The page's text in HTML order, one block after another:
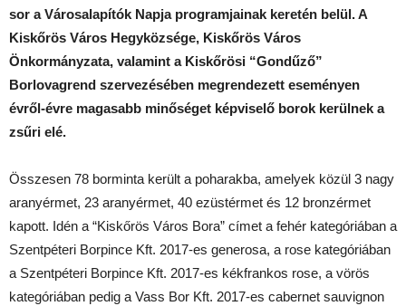
sor a Városalapítók Napja programjainak keretén belül.A
Kiskőrös Város Hegyközsége, Kiskőrös Város
Önkormányzata, valamint a Kiskőrösi “Gondűző”
Borlovagrend szervezésében megrendezett eseményen
évről-évre magasabb minőséget képviselő borok kerülnek a
zsűri elé.
Összesen 78 borminta került a poharakba, amelyek közül 3 nagy
aranyérmet, 23 aranyérmet, 40 ezüstérmet és 12 bronzérmet
kapott. Idén a “Kiskőrös Város Bora” címet a fehér kategóriában a
Szentpéteri Borpince Kft. 2017-es generosa, a rose kategóriában
a Szentpéteri Borpince Kft. 2017-es kékfrankos rose, a vörös
kategóriában pedig a Vass Bor Kft. 2017-es cabernet sauvignon